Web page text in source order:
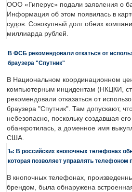
ООО «Гиперус» подали заявления о
Информация об этом появилась в
судов. Совокупный долг обеих
миллиарда рублей.
В ФСБ рекомендовали откаться от
браузера "Спутник"
В Национальном координационном
компьютерным инцидентам (НКЦКИ,
рекомендовали отказаться от
браузера "Спутник". Там допускают,
небезопасно, поскольку создавшая
обанкротилась, а доменное имя
США.
Ъ: В российских кнопочных телефонах
которая позволяет управлять телефоном
В кнопочных телефонах,
брендом, была обнаружена